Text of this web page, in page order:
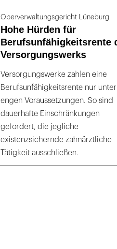
Oberverwaltungsgericht Lüneburg
Hohe Hürden für
Berufsunfähigkeitsrente
Versorgungswerks
Versorgungswerke zahlen eine
Berufsunfähigkeitsrente nur unter
engen Voraussetzungen. So sind
dauerhafte Einschränkungen
gefordert, die jegliche
existenzsichernde zahnärztliche
Tätigkeit ausschließen.